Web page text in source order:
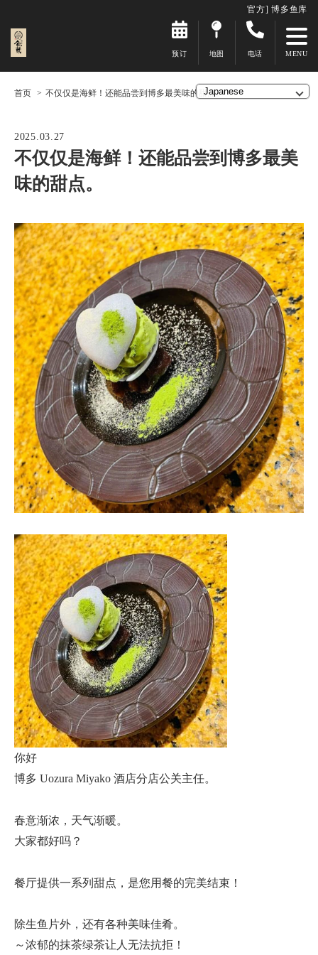
官方] 博多鱼库
预订 地图 电话
首页 不仅仅是海鲜！还能品尝到博多最美味的甜点。
2025.03.27
不仅仅是海鲜！还能品尝到博多最美
味的甜点。
你好
博多 Uozura Miyako 酒店分店公关主任。
春意渐浓，天气渐暖。
大家都好吗？
餐厅提供一系列甜点，是您用餐的完美结束！
除生鱼片外，还有各种美味佳肴。
～浓郁的抹茶绿茶让人无法抗拒！